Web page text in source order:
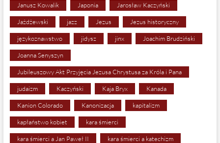
Janusz Kowalik Japonia Jarosław Kaczyński
Jażdżewski jazz Jezus Jezus historyczny
językoznawstwo jidysz jinx Joachim Brudziński
Joanna Senyszyn
Jubileuszowy Akt Przyjęcia Jezusa Chrystusa za Króla i Pana
judaizm Kaczyński Kaja Bryx Kanada
Kanion Colorado Kanonizacja kapitalizm
kapłaństwo kobiet kara śmierci
kara śmierci a Jan Paweł II kara śmierci a katechizm